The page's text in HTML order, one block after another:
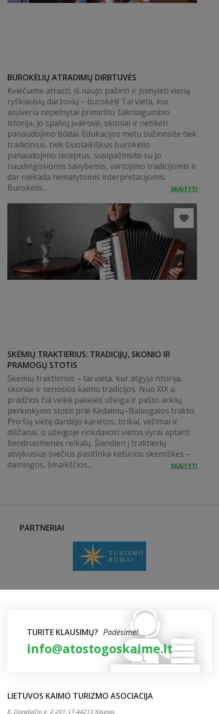
BUROKĖLIŲ ATRADIMŲ DIRBTUVĖS
Kviečiame atrasti, iš naujo pažinti ir įsimylėti vieną
ryškiausių daržovių – burokėlį! Tai vieta, kur
atsiveria nepelnytai primiršto šakniagumbio
istorija, jo spalvų įvairovė, skoniai ir netikėti
panaudojimo būdai. Edukacijos metu sužinosite tiek
tradicinius, tiek šiuolaikiškus burokėlio
panaudojimo receptus, susipažinsite su jo
naudingosiomis savybėmis, vartojimo tradicijomis ir
dar niekada nematytomis interpretacijomis.
Burokėlis...
SKAITYTI
SKĖMIŲ TRAKTIERIUS: TRADICIJŲ, SKONIO IR
PRAMOGŲ STOTIS
Skėmių traktierius – tai vieta, kur atgyja istorija,
skoniai ir senosios kaimo tradicijos. Nuo XIX a.
pradžios čia veikė pakelės užeiga ir pašto arklių
perkinkymo stotis prie Kėdainių–Baisogalos trakto.
Pro šią vietą dardėjo karietos, brikai, vežimai ir
diližanai, o užeigoje rinkdavosi vietos vyrai aptarti
bendruomenės reikalų. Šiandien į traktierių
atvykusius svečius pasitinka keturios skėmiškės –
dainingos, šmaikščios...
SKAITYTI
PARTNERIAI
TURITE KLAUSIMŲ? Padėsime!
info@atostogoskaime.lt
LIETUVOS KAIMO TURIZMO ASOCIACIJA
K. Donelaičio g. 2-201, LT-44213 Kaunas